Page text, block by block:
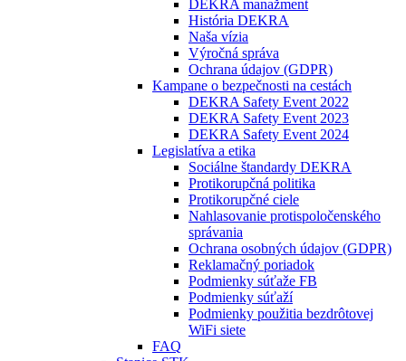
DEKRA manažment
História DEKRA
Naša vízia
Výročná správa
Ochrana údajov (GDPR)
Kampane o bezpečnosti na cestách
DEKRA Safety Event 2022
DEKRA Safety Event 2023
DEKRA Safety Event 2024
Legislatíva a etika
Sociálne štandardy DEKRA
Protikorupčná politika
Protikorupčné ciele
Nahlasovanie protispoločenského
správania
Ochrana osobných údajov (GDPR)
Reklamačný poriadok
Podmienky súťaže FB
Podmienky súťaží
Podmienky použitia bezdrôtovej
WiFi siete
FAQ